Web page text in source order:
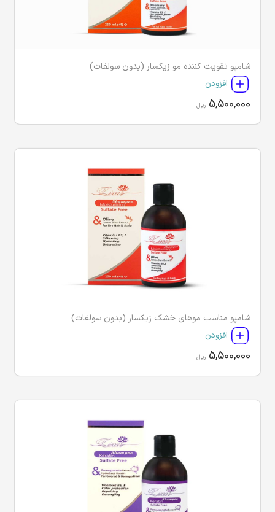
شامپو تقویت کننده مو زیکسار (بدون سولفات)
افزودن
5,500,000 ریال
شامپو مناسب موهای خشک زیکسار (بدون سولفات)
افزودن
5,500,000 ریال